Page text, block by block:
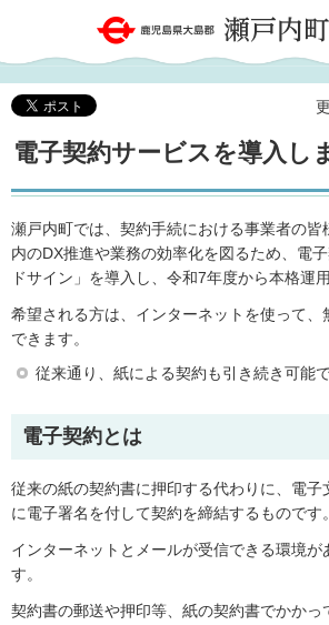
鹿児島県大島郡 瀬戸内町
電子契約サービスを導入し
瀬戸内町では、契約手続における事業者の皆
内のDX推進や業務の効率化を図るため、電
ドサイン」を導入し、令和7年度から本格運用
希望される方は、インターネットを使って、
できます。
従来通り、紙による契約も引き続き可能で
電子契約とは
従来の紙の契約書に押印する代わりに、電子
に電子署名を付して契約を締結するものです。
インターネットとメールが受信できる環境が
す。
契約書の郵送や押印等、紙の契約書でかかっ